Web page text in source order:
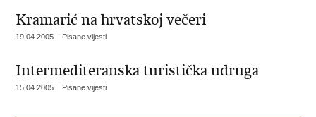
Kramarić na hrvatskoj večeri
19.04.2005. | Pisane vijesti
Intermediteranska turistička udruga
15.04.2005. | Pisane vijesti